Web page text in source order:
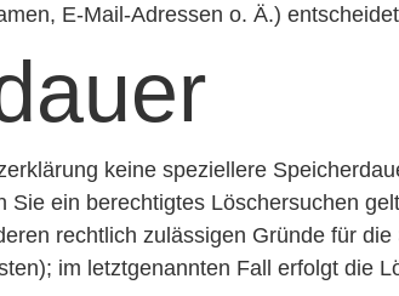
E-Mail-Adressen o. Ä.)
keine speziellere
Sie ein berechtigtes Löschersuchen
rechtlich zulässigen Gründe für
im letztgenannten Fall erfolgt die